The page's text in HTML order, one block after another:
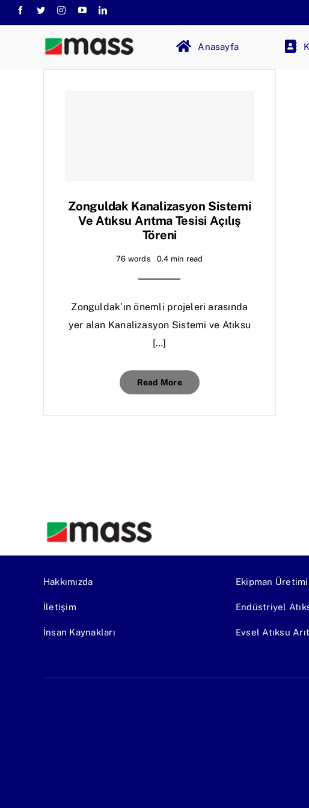
Skip
to
Anasayfa
Zonguldak Kanalizasyon Sistemi
Ve Atıksu Arıtma Tesisi Açılış
Töreni
76 words 0.4 min read
Zonguldak’ın önemli projeleri arasında
yer alan Kanalizasyon Sistemi ve Atıksu
[…]
Read More
Hakkımızda
İletişim
İnsan Kaynakları
Ekipman Üretimi
Endüstriyel
Evsel Atıksu